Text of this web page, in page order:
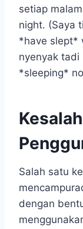
setiap
night. (Saya
*have slept*
nyenyak
*sleeping*
Salah satu
dengan